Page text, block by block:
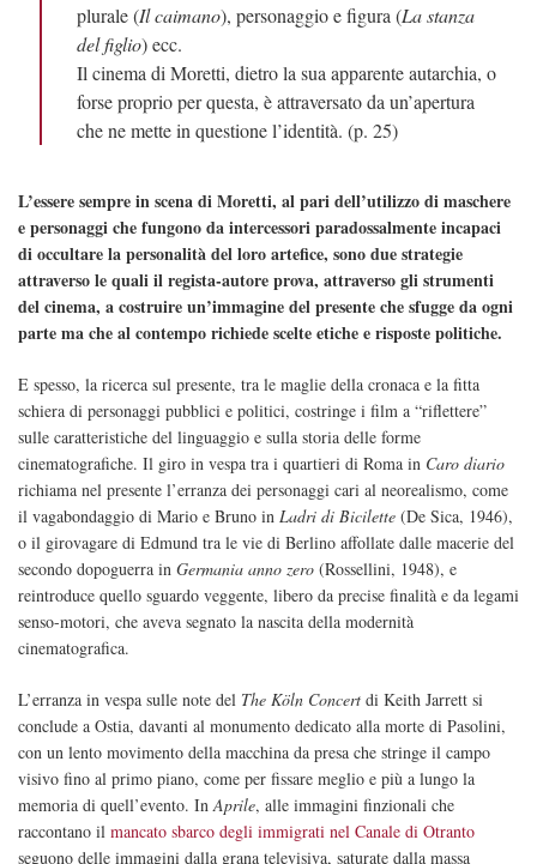
plurale (Il caimano), personaggio e figura (La stanza
del figlio) ecc.
Il cinema di Moretti, dietro la sua apparente autarchia, o
forse proprio per questa, è attraversato da un’apertura
che ne mette in questione l’identità. (p. 25)
L’essere sempre in scena di Moretti, al pari dell’utilizzo di maschere
e personaggi che fungono da intercessori paradossalmente incapaci
di occultare la personalità del loro artefice, sono due strategie
attraverso le quali il regista-autore prova, attraverso gli strumenti
del cinema, a costruire un’immagine del presente che sfugge da ogni
parte ma che al contempo richiede scelte etiche e risposte politiche.
E spesso, la ricerca sul presente, tra le maglie della cronaca e la fitta
schiera di personaggi pubblici e politici, costringe i film a “riflettere”
sulle caratteristiche del linguaggio e sulla storia delle forme
cinematografiche. Il giro in vespa tra i quartieri di Roma in Caro diario
richiama nel presente l’erranza dei personaggi cari al neorealismo, come
il vagabondaggio di Mario e Bruno in Ladri di Bicilette (De Sica, 1946),
o il girovagare di Edmund tra le vie di Berlino affollate dalle macerie del
secondo dopoguerra in Germania anno zero (Rossellini, 1948), e
reintroduce quello sguardo veggente, libero da precise finalità e da legami
senso-motori, che aveva segnato la nascita della modernità
cinematografica.
L’erranza in vespa sulle note del The Köln Concert di Keith Jarrett si
conclude a Ostia, davanti al monumento dedicato alla morte di Pasolini,
con un lento movimento della macchina da presa che stringe il campo
visivo fino al primo piano, come per fissare meglio e più a lungo la
memoria di quell’evento. In Aprile, alle immagini finzionali che
raccontano il mancato sbarco degli immigrati nel Canale di Otranto
seguono delle immagini dalla grana televisiva, saturate dalla massa